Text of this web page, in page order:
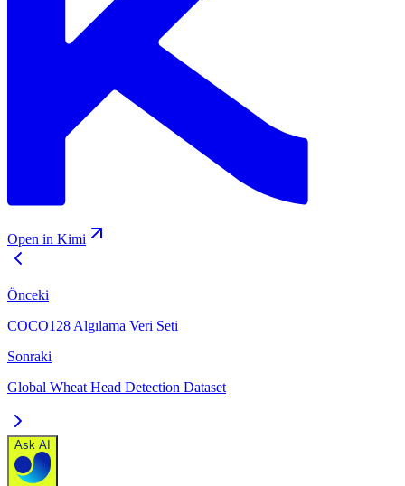
Open in Kimi
Önceki
COCO128 Algılama Veri Seti
Sonraki
Global Wheat Head Detection Dataset
Ask AI